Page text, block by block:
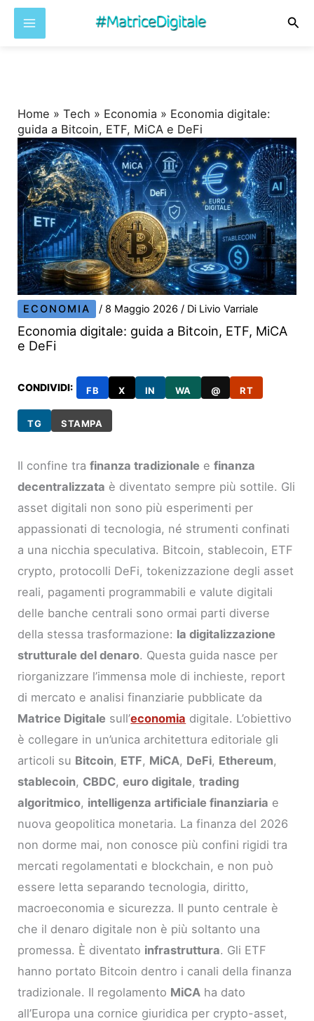
Home »Tech » Economia » Economia digitale:
guida a Bitcoin, ETF, MiCA e DeFi
ECONOMIA / 8 Maggio 2026/ Di Livio Varriale
Economia digitale: guida a Bitcoin, ETF, MiCA
e DeFi
CONDIVIDI: FB X IN WA @ RT
TG STAMPA
Il confine trafinanza tradizionale efinanza
decentralizzata è diventato sempre più sottile. Gli
asset digitali non sono più esperimenti per
appassionati di tecnologia, né strumenti confinati
a una nicchia speculativa. Bitcoin, stablecoin, ETF
crypto, protocolli DeFi, tokenizzazione degli asset
reali, pagamenti programmabili e valute digitali
delle banche centrali sono ormai parti diverse
della stessa trasformazione: la digitalizzazione
strutturale del denaro. Questa guida nasce per
riorganizzare l’immensa mole di inchieste, report
di mercato e analisi finanziarie pubblicate da
Matrice Digitale sull’economia digitale. L’obiettivo
è collegare in un’unica architettura editoriale gli
articoli su Bitcoin, ETF, MiCA, DeFi, Ethereum,
stablecoin, CBDC,euro digitale,trading
algoritmico, intelligenza artificiale finanziaria e
nuova geopolitica monetaria. La finanza del 2026
non dorme mai, non conosce più confini rigidi tra
mercati regolamentati e blockchain, e non può
essere letta separando tecnologia, diritto,
macroeconomia e sicurezza. Il punto centrale è
che il denaro digitale non è più soltanto una
promessa. È diventato infrastruttura. Gli ETF
hanno portato Bitcoin dentro i canali della finanza
tradizionale. Il regolamento MiCA ha dato
all’Europa una cornice giuridica per crypto-asset,